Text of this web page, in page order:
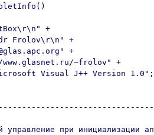
+
Frolov\r\n" +
+
~frolov" +
Visual J++ Version 1.0";
управление при инициализации